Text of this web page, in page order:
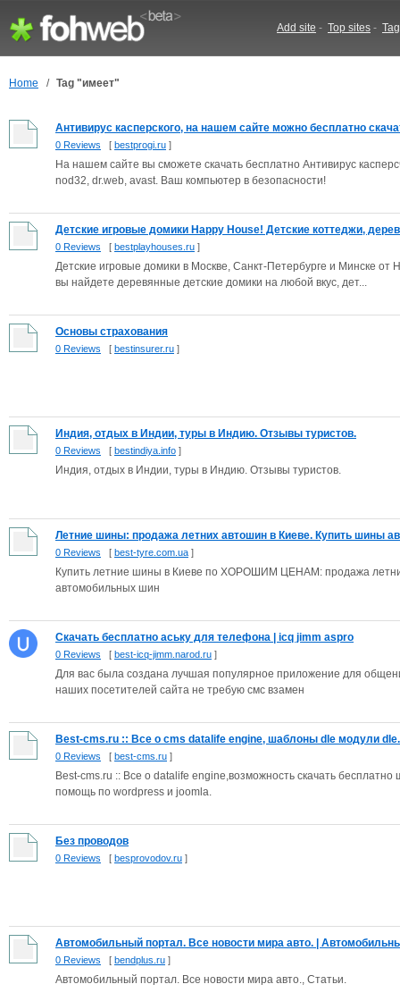
Add site - Top sites -
Home / Tag "имеет"
Антивирус касперского, на нашем сайте можно бесплатно
0 Reviews [ bestprogi.ru ]
На нашем сайте вы сможете скачать бесплатно Антивирус
nod32, dr.web, avast. Ваш компьютер в безопасности!
Детские игровые домики Happy House! Детские коттеджи,
0 Reviews [ bestplayhouses.ru ]
Детские игровые домики в Москве, Санкт-Петербурге и Минске
вы найдете деревянные детские домики на любой вкус, дет...
Основы страхования
0 Reviews [ bestinsurer.ru ]
Индия, отдых в Индии, туры в Индию. Отзывы туристов.
0 Reviews [ bestindiya.info ]
Индия, отдых в Индии, туры в Индию. Отзывы туристов.
Летние шины: продажа летних автошин в Киеве. Купить шины
0 Reviews [ best-tyre.com.ua ]
Купить летние шины в Киеве по ХОРОШИМ ЦЕНАМ: продажа
автомобильных шин
Скачать бесплатно аську для телефона | icq jimm aspro
0 Reviews [ best-icq-jimm.narod.ru ]
Для вас была создана лучшая популярное приложение для
наших посетителей сайта не требую смс взамен
Best-cms.ru :: Все о cms datalife engine, шаблоны dle модули
0 Reviews [ best-cms.ru ]
Best-cms.ru :: Все о datalife engine,возможность скачать
помощь по wordpress и joomla.
Без проводов
0 Reviews [ besprovodov.ru ]
Автомобильный портал. Все новости мира авто. |
0 Reviews [ bendplus.ru ]
Автомобильный портал. Все новости мира авто., Статьи.